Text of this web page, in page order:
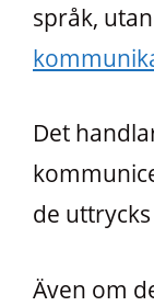
språk, utan
Det
de
Även om